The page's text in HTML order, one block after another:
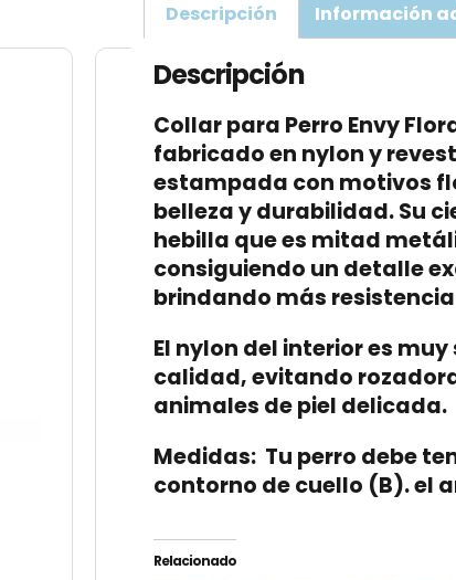
Descripción Información
Descripción
Collar para Perro Envy
fabricado en nylon y
estampada con motivos
belleza y durabilidad. Su
hebilla que es mitad
consiguiendo un detalle
brindando más
El nylon del interior es
calidad, evitando
animales de piel delicada.
Medidas: Tu perro debe
contorno de cuello (B). el
Relacionado